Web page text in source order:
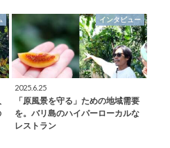
インタビュー
2025.6.25
「原風景を守る」ための地域需要
を。バリ島のハイパーローカルな
レストラン